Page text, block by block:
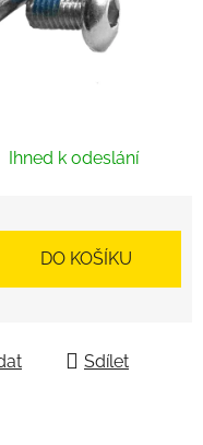
Ihned k odeslání
DO KOŠÍKU
Sdílet